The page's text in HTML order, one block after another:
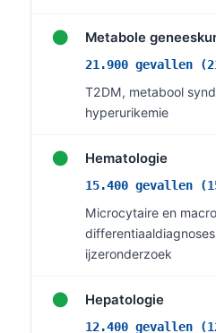
● Metabole
21.900 gevallen
T2DM, metabool
hyperurikemie
● Hematologie
15.400 gevallen
Microcytaire en
ijzeronderzoek
● Hepatologie
12.400 gevallen
Azərbaycan dili
日本語
Čeština
ქართული
Русский
Polski
한국어
Slovenščina